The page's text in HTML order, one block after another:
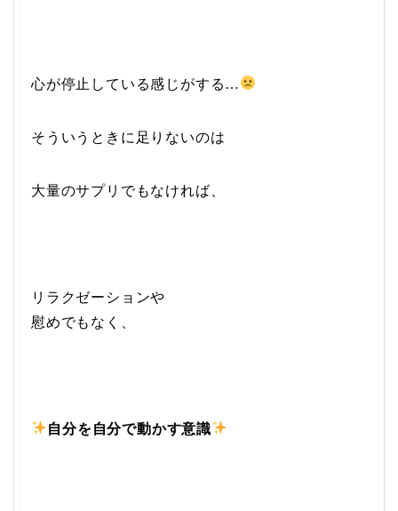
心が停止している感じがする…
そういうときに足りないのは
大量のサプリでもなければ、
リラクゼーションや
慰めでもなく、
自分を自分で動かす意識